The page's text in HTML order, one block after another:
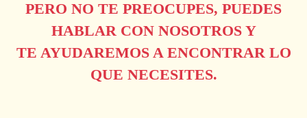
PERO NO TE PREOCUPES, PUEDES
HABLAR CON NOSOTROS Y
TE AYUDAREMOS A ENCONTRAR LO
QUE NECESITES.